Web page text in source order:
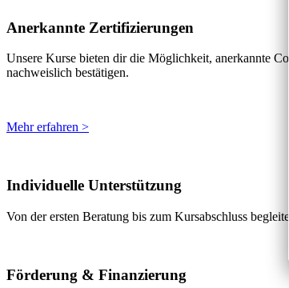
Anerkannte Zertifizierungen
Unsere Kurse bieten dir die Möglichkeit, anerkannte
nachweislich bestätigen.
Mehr erfahren >
Individuelle Unterstützung
Von der ersten Beratung bis zum Kursabschluss
Förderung & Finanzierung